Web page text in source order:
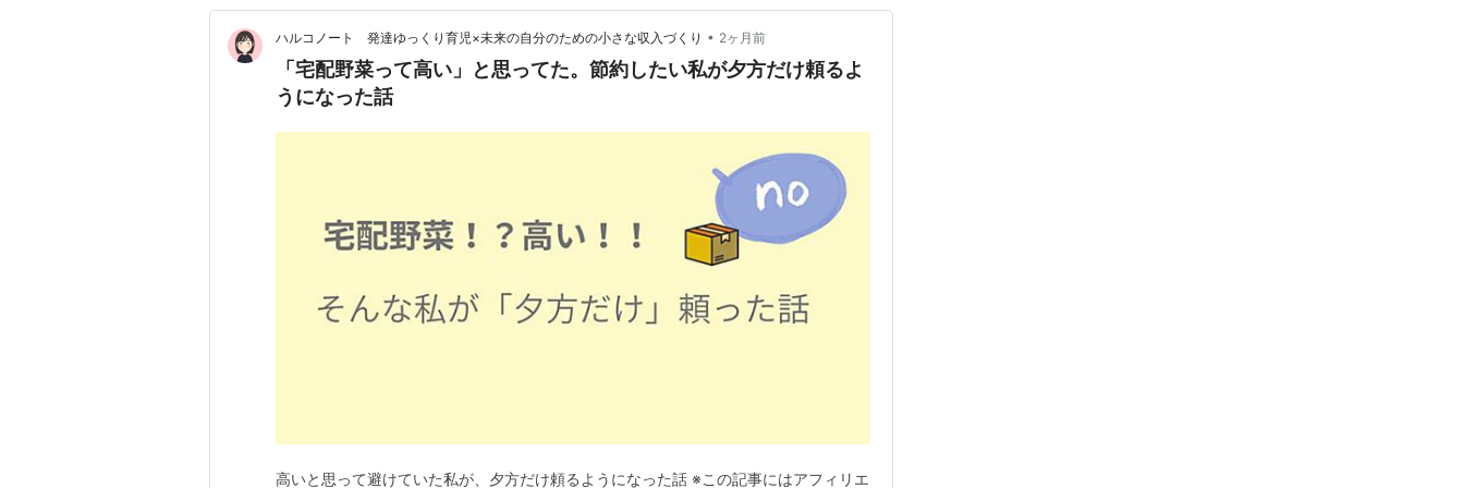
ハルコノート 発達ゆっくり育児×未来の自分のための小さな収入づくり • 2ヶ月前
「宅配野菜って高い」と思ってた。節約したい私が夕方だけ頼るよ
うになった話
高いと思って避けていた私が、夕方だけ頼るようになった話 ※この記事にはアフィリエ